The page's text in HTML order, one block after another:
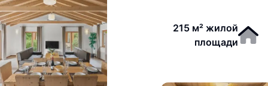
215 м² жилой
площади